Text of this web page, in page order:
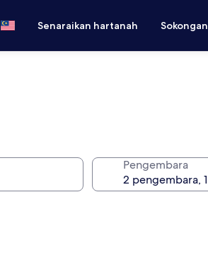
Senaraikan hartanah Sokongan
Pengembara